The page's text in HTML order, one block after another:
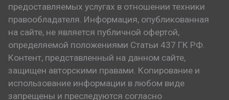
предоставляемых услугах в отношении техники
правообладателя. Информация, опубликованная
на сайте, не является публичной офертой,
определяемой положениями Статьи 437 ГК РФ.
Контент, представленный на данном сайте,
защищен авторскими правами. Копирование и
использование информации в любом виде
запрещены и преследуются согласно